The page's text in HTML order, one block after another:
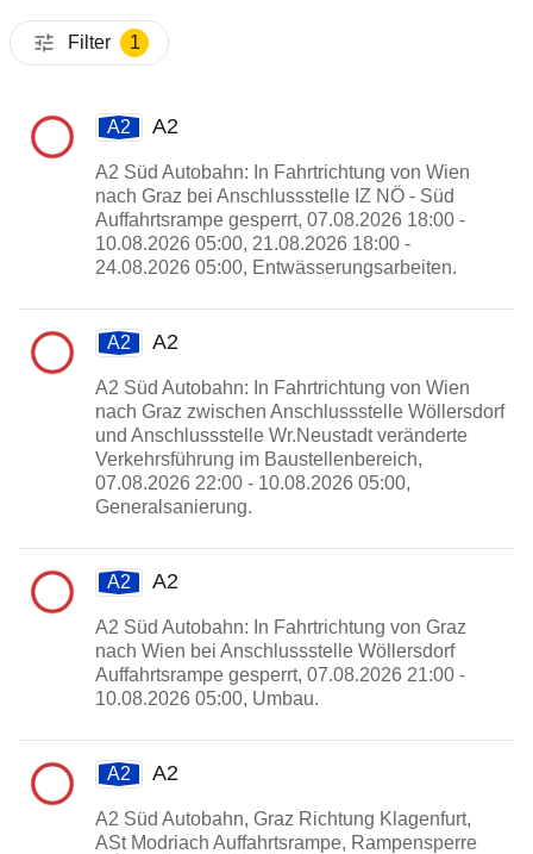
Filter 1
A2 A2
A2 Süd Autobahn: In Fahrtrichtung von Wien
nach Graz bei Anschlussstelle IZ NÖ - Süd
Auffahrtsrampe gesperrt, 07.08.2026 18:00 -
10.08.2026 05:00, 21.08.2026 18:00 -
24.08.2026 05:00, Entwässerungsarbeiten.
A2 A2
A2 Süd Autobahn: In Fahrtrichtung von Wien
nach Graz zwischen Anschlussstelle Wöllersdorf
und Anschlussstelle Wr.Neustadt veränderte
Verkehrsführung im Baustellenbereich,
07.08.2026 22:00 - 10.08.2026 05:00,
Generalsanierung.
A2 A2
A2 Süd Autobahn: In Fahrtrichtung von Graz
nach Wien bei Anschlussstelle Wöllersdorf
Auffahrtsrampe gesperrt, 07.08.2026 21:00 -
10.08.2026 05:00, Umbau.
A2 A2
A2 Süd Autobahn, Graz Richtung Klagenfurt,
ASt Modriach Auffahrtsrampe, Rampensperre